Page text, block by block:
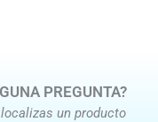
PREGUNTA?
un producto